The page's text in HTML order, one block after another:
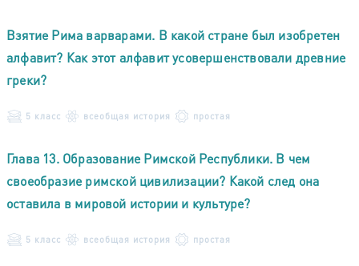
Взятие Рима варварами. В какой стране был изобретен
алфавит? Как этот алфавит усовершенствовали древние
греки?
5 класс всеобщая история простая
Глава 13. Образование Римской Республики. В чем
своеобразие римской цивилизации? Какой след она
оставила в мировой истории и культуре?
5 класс всеобщая история простая